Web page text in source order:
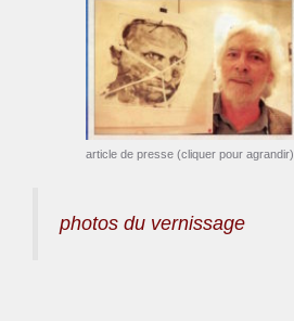
article de presse (cliquer pour agrandir)
photos du vernissage